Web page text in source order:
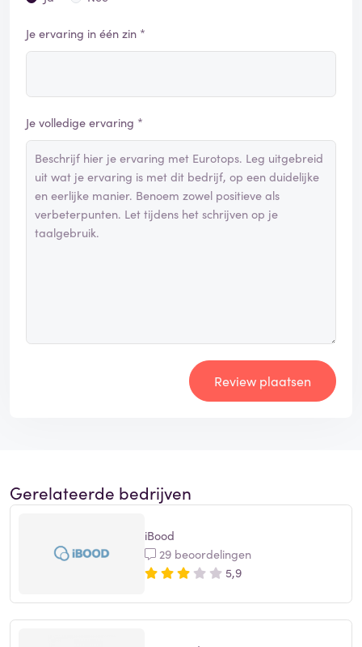
Je ervaring in één zin *
Je volledige ervaring *
Review plaatsen
Gerelateerde bedrijven
iBood
29 beoordelingen
5,9